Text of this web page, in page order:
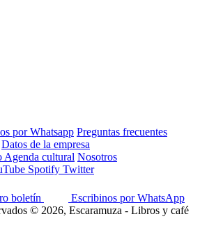
por Whatsapp Preguntas frecuentes
Datos de la empresa
Agenda cultural Nosotros
Spotify Twitter
boletín
Escribinos por WhatsApp
© 2026, Escaramuza - Libros y café